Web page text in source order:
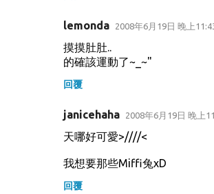
lemonda 2008年6月19日 晚上
摸摸肚肚..
的確該運動了~_~"
回覆
janicehaha 2008年6月19日 晚上
天哪好可愛>////<
我想要那些Miffi兔xD
回覆